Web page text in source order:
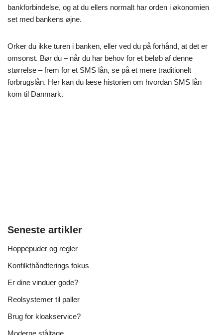
bankforbindelse, og at du ellers normalt har orden i økonomien
set med bankens øjne.
Orker du ikke turen i banken, eller ved du på forhånd, at det er
omsonst. Bør du – når du har behov for et beløb af denne
størrelse – frem for et SMS lån, se på et mere traditionelt
forbrugslån. Her kan du læse historien om hvordan SMS lån
kom til Danmark.
Seneste artikler
Hoppepuder og regler
Konfilkthåndterings fokus
Er dine vinduer gode?
Reolsystemer til paller
Brug for kloakservice?
Moderne ståltage